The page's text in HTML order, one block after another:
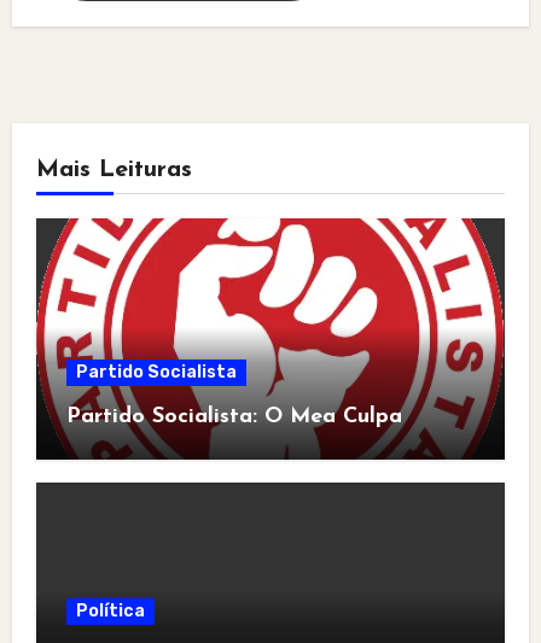
Mais Leituras
Partido Socialista
Partido Socialista: O Mea Culpa
Política